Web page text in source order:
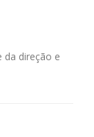
da direção e